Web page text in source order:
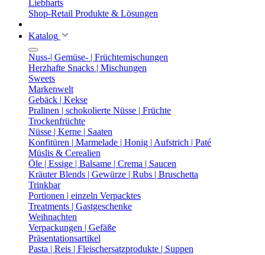
Liebharts
Shop-Retail Produkte & Lösungen
Katalog
Nuss-| Gemüse- | Früchtemischungen
Herzhafte Snacks | Mischungen
Sweets
Markenwelt
Gebäck | Kekse
Pralinen | schokolierte Nüsse | Früchte
Trockenfrüchte
Nüsse | Kerne | Saaten
Konfitüren | Marmelade | Honig | Aufstrich | Paté
Müslis & Cerealien
Öle | Essige | Balsame | Crema | Saucen
Kräuter Blends | Gewürze | Rubs | Bruschetta
Trinkbar
Portionen | einzeln Verpacktes
Treatments | Gastgeschenke
Weihnachten
Verpackungen | Gefäße
Präsentationsartikel
Pasta | Reis | Fleischersatzprodukte | Suppen